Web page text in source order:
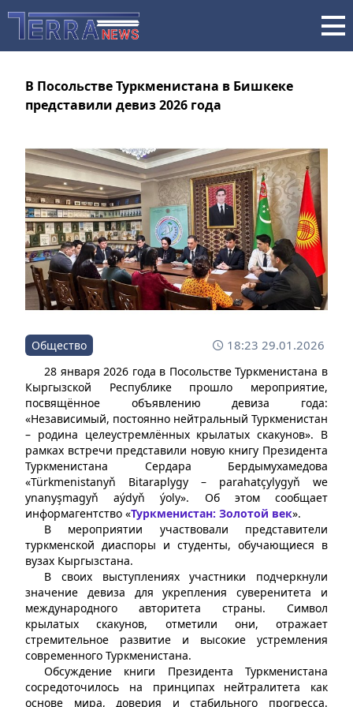
В Посольстве Туркменистана в Бишкеке
представили девиз 2026 года
Общество 18:23 29.01.2026
28 января 2026 года в Посольстве Туркменистана в
Кыргызской Республике прошло мероприятие,
посвящённое объявлению девиза года:
«Независимый, постоянно нейтральный Туркменистан
– родина целеустремлённых крылатых скакунов». В
рамках встречи представили новую книгу Президента
Туркменистана Сердара Бердымухамедова
«Türkmenistanyň Bitaraplygy – parahatçylygyň we
ynanyşmagyň aýdyň ýoly». Об этом сообщает
информагентство «Туркменистан: Золотой век».
В мероприятии участвовали представители
туркменской диаспоры и студенты, обучающиеся в
вузах Кыргызстана.
В своих выступлениях участники подчеркнули
значение девиза для укрепления суверенитета и
международного авторитета страны. Символ
крылатых скакунов, отметили они, отражает
стремительное развитие и высокие устремления
современного Туркменистана.
Обсуждение книги Президента Туркменистана
сосредоточилось на принципах нейтралитета как
основе мира, доверия и стабильного прогресса.